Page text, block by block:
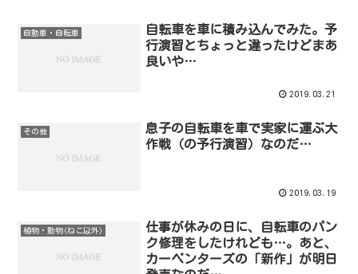
自動車・自転車
自転車を車に積み込んでみた。予
行演習とちょっと違ったけどまあ
良いや…
2019.03.21
その他
息子の自転車を車で実家に運ぶ大
作戦（の予行演習）なのだ…
2019.03.19
植物・動物(ねこ以外)
仕事が休みの日に、自転車のパン
ク修理をしたけれども…。あと、
カーペンターズの「新作」が明日